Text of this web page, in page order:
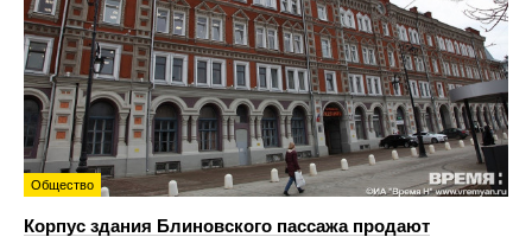
Общество
Корпус здания Блиновского пассажа продают